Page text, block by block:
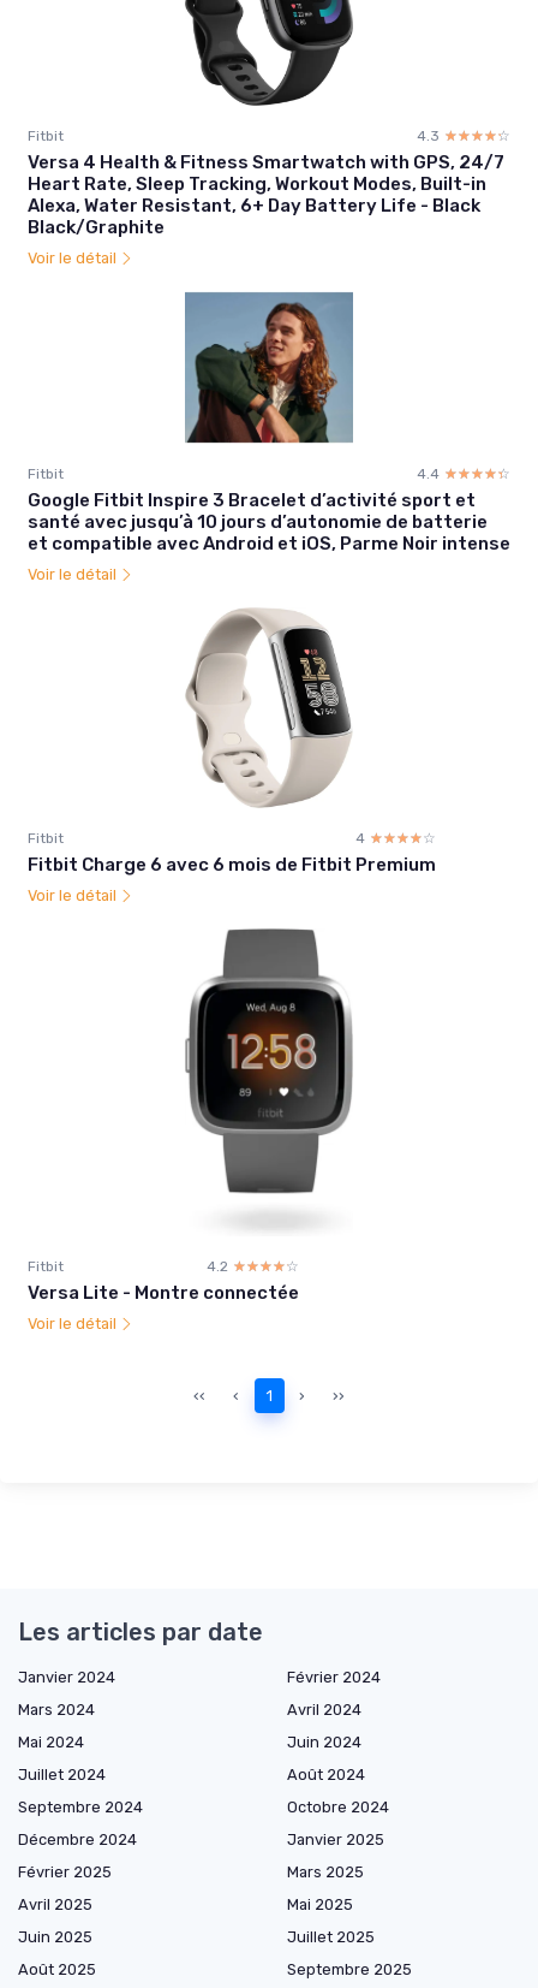
Fitbit 4.3 ☆☆☆☆☆
★★★★★
Versa 4 Health & Fitness Smartwatch with GPS, 24/7
Heart Rate, Sleep Tracking, Workout Modes, Built-in
Alexa, Water Resistant, 6+ Day Battery Life - Black
Black/Graphite
Voir le détail
Fitbit 4.4 ☆☆☆☆☆
★★★★★
Google Fitbit Inspire 3 Bracelet d’activité sport et
santé avec jusqu’à 10 jours d’autonomie de batterie
et compatible avec Android et iOS, Parme Noir intense
Voir le détail
Fitbit 4 ☆☆☆☆☆
★★★★★
Fitbit Charge 6 avec 6 mois de Fitbit Premium
Voir le détail
Fitbit 4.2 ☆☆☆☆☆
★★★★★
Versa Lite - Montre connectée
Voir le détail
‹‹ ‹ 1 › ››
Les articles par date
Janvier 2024
Février 2024
Mars 2024
Avril 2024
Mai 2024
Juin 2024
Juillet 2024
Août 2024
Septembre 2024
Octobre 2024
Décembre 2024
Janvier 2025
Février 2025
Mars 2025
Avril 2025
Mai 2025
Juin 2025
Juillet 2025
Août 2025
Septembre 2025